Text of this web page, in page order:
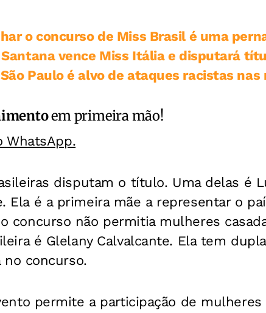
o concurso de Miss Brasil é uma
Santana vence Miss Itália e disputará
Paulo é alvo de ataques racistas nas
em primeira mão!
WhatsApp.
disputam o título. Uma delas é
Ela é a primeira mãe a representar o
concurso não permitia mulheres
é Glelany Calvalcante. Ela tem
no concurso.
permite a participação de mulheres